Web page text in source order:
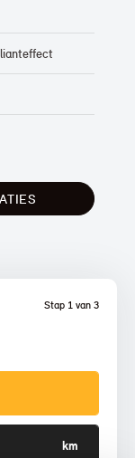
Stap 1 van 3